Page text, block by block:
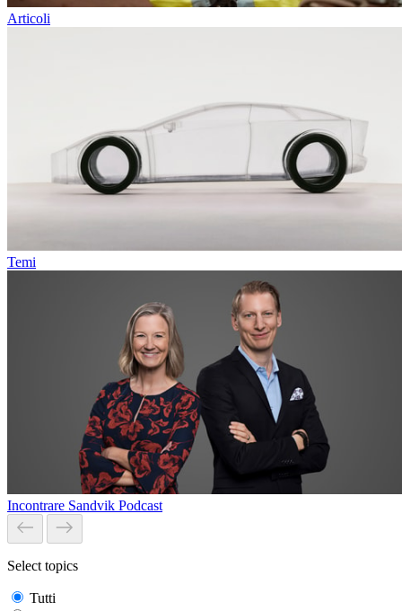
Articoli
Temi
Incontrare Sandvik Podcast
Select topics
Tutti